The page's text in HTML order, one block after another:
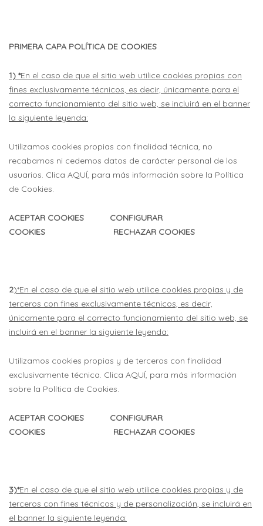
PRIMERA CAPA POLÍTICA DE COOKIES
1) *En el caso de que el sitio web utilice cookies propias con
fines exclusivamente técnicos, es decir, únicamente para el
correcto funcionamiento del sitio web, se incluirá en el banner
la siguiente leyenda:
Utilizamos cookies propias con finalidad técnica, no
recabamos ni cedemos datos de carácter personal de los
usuarios. Clica AQUÍ, para más información sobre la Política
de Cookies.
ACEPTAR COOKIES CONFIGURAR
COOKIES RECHAZAR COOKIES
2)*En el caso de que el sitio web utilice cookies propias y de
terceros con fines exclusivamente técnicos, es decir,
únicamente para el correcto funcionamiento del sitio web, se
incluirá en el banner la siguiente leyenda:
Utilizamos cookies propias y de terceros con finalidad
exclusivamente técnica. Clica AQUÍ, para más información
sobre la Política de Cookies.
ACEPTAR COOKIES CONFIGURAR
COOKIES RECHAZAR COOKIES
3)*En el caso de que el sitio web utilice cookies propias y de
terceros con fines técnicos y de personalización, se incluirá en
el banner la siguiente leyenda: